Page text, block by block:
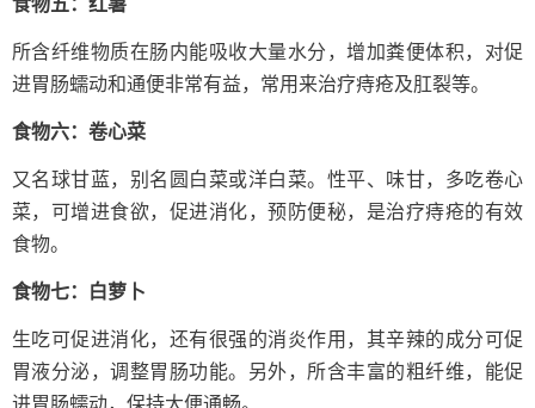
食物五：红薯
所含纤维物质在肠内能吸收大量水分，增加粪便体积，对促
进胃肠蠕动和通便非常有益，常用来治疗痔疮及肛裂等。
食物六：卷心菜
又名球甘蓝，别名圆白菜或洋白菜。性平、味甘，多吃卷心
菜，可增进食欲，促进消化，预防便秘，是治疗痔疮的有效
食物。
食物七：白萝卜
生吃可促进消化，还有很强的消炎作用，其辛辣的成分可促
胃液分泌，调整胃肠功能。另外，所含丰富的粗纤维，能促
进胃肠蠕动，保持大便通畅。